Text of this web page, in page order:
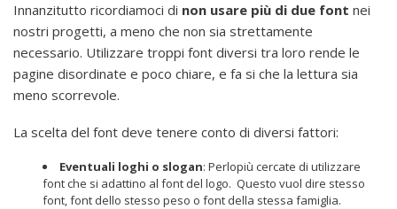
Innanzitutto ricordiamoci di non usare più di due font nei
nostri progetti, a meno che non sia strettamente
necessario. Utilizzare troppi font diversi tra loro rende le
pagine disordinate e poco chiare, e fa si che la lettura sia
meno scorrevole.
La scelta del font deve tenere conto di diversi fattori:
Eventuali loghi o slogan: Perlopiù cercate di utilizzare
font che si adattino al font del logo. Questo vuol dire stesso
font, font dello stesso peso o font della stessa famiglia.